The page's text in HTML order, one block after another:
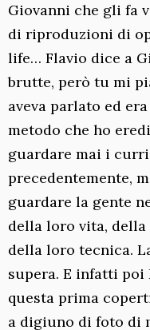
Giovanni che gli fa
di riproduzioni di
life… Flavio dice a
brutte, però tu mi
aveva parlato ed
metodo che ho
guardare mai i
precedentemente,
guardare la gente
della loro vita,
della loro tecnica.
supera. E infatti poi
questa prima
a digiuno di foto di